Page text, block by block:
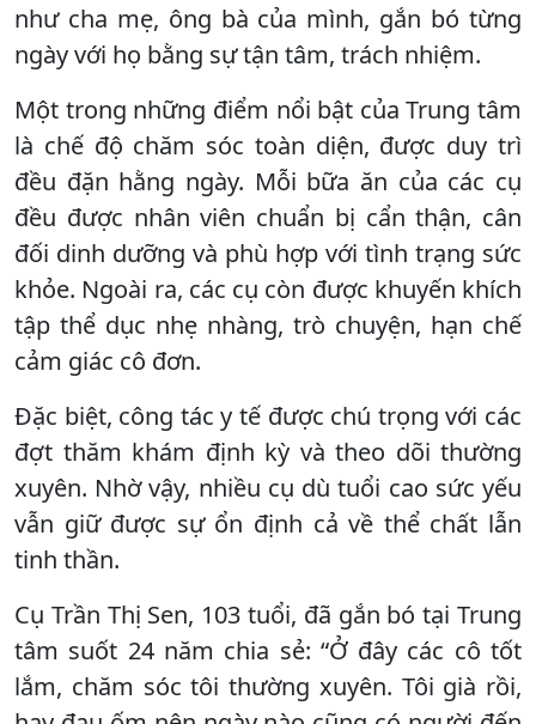
như cha mẹ, ông bà của mình, gắn bó từng
ngày với họ bằng sự tận tâm, trách nhiệm.
Một trong những điểm nổi bật của Trung tâm
là chế độ chăm sóc toàn diện, được duy trì
đều đặn hằng ngày. Mỗi bữa ăn của các cụ
đều được nhân viên chuẩn bị cẩn thận, cân
đối dinh dưỡng và phù hợp với tình trạng sức
khỏe. Ngoài ra, các cụ còn được khuyến khích
tập thể dục nhẹ nhàng, trò chuyện, hạn chế
cảm giác cô đơn.
Đặc biệt, công tác y tế được chú trọng với các
đợt thăm khám định kỳ và theo dõi thường
xuyên. Nhờ vậy, nhiều cụ dù tuổi cao sức yếu
vẫn giữ được sự ổn định cả về thể chất lẫn
tinh thần.
Cụ Trần Thị Sen, 103 tuổi, đã gắn bó tại Trung
tâm suốt 24 năm chia sẻ: “Ở đây các cô tốt
lắm, chăm sóc tôi thường xuyên. Tôi già rồi,